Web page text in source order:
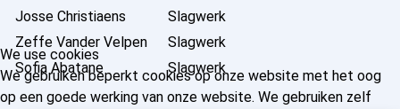
Josse Christiaens
Slagwerk
Zeffe Vander Velpen
Slagwerk
Sofia Abatane
Slagwerk
We use cookies
We gebruiken beperkt cookies op onze website met het oog
op een goede werking van onze website. We gebruiken zelf